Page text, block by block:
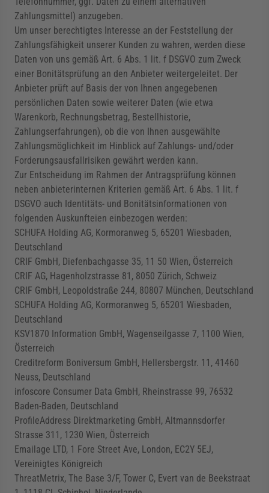
Zahlungsmittel) anzugeben.
Um unser berechtigtes Interesse an der Feststellung der
Zahlungsfähigkeit unserer Kunden zu wahren, werden diese
Daten von uns gemäß Art. 6 Abs. 1 lit. f DSGVO zum Zweck
einer Bonitätsprüfung an den Anbieter weitergeleitet. Der
Anbieter prüft auf Basis der von Ihnen angegebenen
persönlichen Daten sowie weiterer Daten (wie etwa
Warenkorb, Rechnungsbetrag, Bestellhistorie,
Zahlungserfahrungen), ob die von Ihnen ausgewählte
Zahlungsmöglichkeit im Hinblick auf Zahlungs- und/oder
Forderungsausfallrisiken gewährt werden kann.
Zur Entscheidung im Rahmen der Antragsprüfung können
neben anbieterinternen Kriterien gemäß Art. 6 Abs. 1 lit. f
DSGVO auch Identitäts- und Bonitätsinformationen von
folgenden Auskunfteien einbezogen werden:
SCHUFA Holding AG, Kormoranweg 5, 65201 Wiesbaden,
Deutschland
CRIF GmbH, Diefenbachgasse 35, 11 50 Wien, Österreich
CRIF AG, Hagenholzstrasse 81, 8050 Zürich, Schweiz
CRIF GmbH, Leopoldstraße 244, 80807 München, Deutschland
SCHUFA Holding AG, Kormoranweg 5, 65201 Wiesbaden,
Deutschland
KSV1870 Information GmbH, Wagenseilgasse 7, 1100 Wien,
Österreich
Creditreform Boniversum GmbH, Hellersbergstr. 11, 41460
Neuss, Deutschland
infoscore Consumer Data GmbH, Rheinstrasse 99, 76532
Baden-Baden, Deutschland
ProfileAddress Direktmarketing GmbH, Altmannsdorfer
Strasse 311, 1230 Wien, Österreich
Emailage LTD, 1 Fore Street Ave, London, EC2Y 5EJ,
Vereinigtes Königreich
ThreatMetrix, The Base 3/F, Tower C, Evert van de Beekstraat